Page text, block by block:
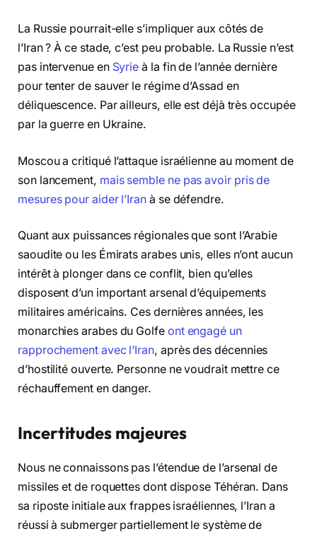
La Russie pourrait-elle s’impliquer aux côtés de
l’Iran ? À ce stade, c’est peu probable. La Russie n’est
pas intervenue en Syrie à la fin de l’année dernière
pour tenter de sauver le régime d’Assad en
déliquescence. Par ailleurs, elle est déjà très occupée
par la guerre en Ukraine.
Moscou a critiqué l’attaque israélienne au moment de
son lancement, mais semble ne pas avoir pris de
mesures pour aider l’Iran à se défendre.
Quant aux puissances régionales que sont l’Arabie
saoudite ou les Émirats arabes unis, elles n’ont aucun
intérêt à plonger dans ce conflit, bien qu’elles
disposent d’un important arsenal d’équipements
militaires américains. Ces dernières années, les
monarchies arabes du Golfe ont engagé un
rapprochement avec l’Iran, après des décennies
d’hostilité ouverte. Personne ne voudrait mettre ce
réchauffement en danger.
Incertitudes majeures
Nous ne connaissons pas l’étendue de l’arsenal de
missiles et de roquettes dont dispose Téhéran. Dans
sa riposte initiale aux frappes israéliennes, l’Iran a
réussi à submerger partiellement le système de